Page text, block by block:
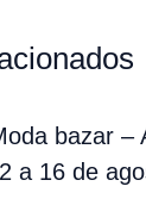
bazar –
a 16 de